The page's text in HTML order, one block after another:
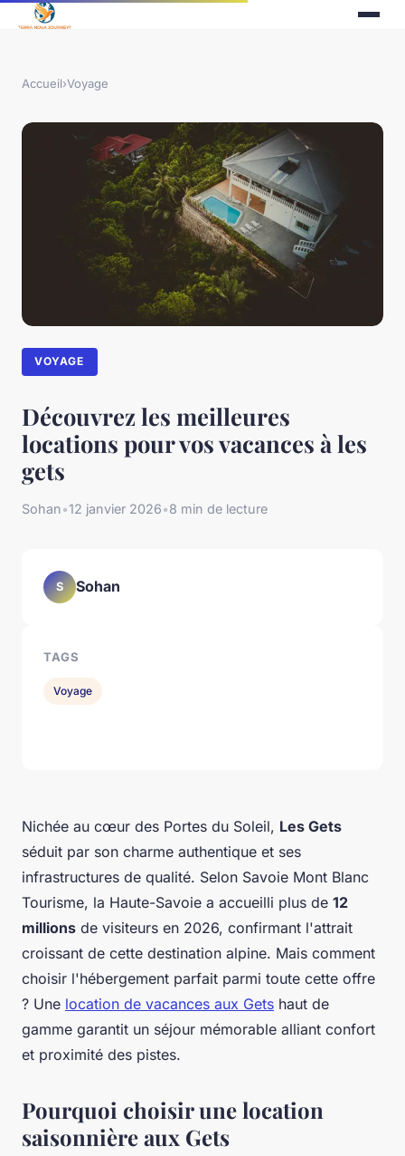
Accueil›Voyage
VOYAGE
Découvrez les meilleures
locations pour vos vacances à les
gets
Sohan•12 janvier 2026•8 min de lecture
Nichée au cœur des Portes du Soleil, Les Gets
séduit par son charme authentique et ses
infrastructures de qualité. Selon Savoie Mont Blanc
Tourisme, la Haute-Savoie a accueilli plus de 12
millions de visiteurs en 2026, confirmant l'attrait
croissant de cette destination alpine. Mais comment
choisir l'hébergement parfait parmi toute cette offre
? Une location de vacances aux Gets haut de
gamme garantit un séjour mémorable alliant confort
et proximité des pistes.
Pourquoi choisir une location
saisonnière aux Gets
S Sohan
TAGS
Voyage